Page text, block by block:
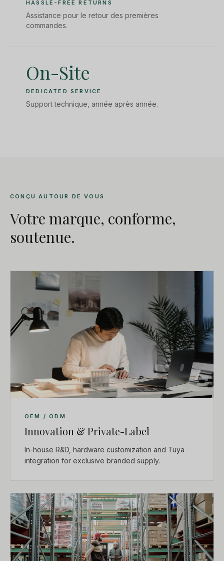
HASSLE-FREE RETURNS
Assistance pour le retour des premières
commandes.
On-Site
DEDICATED SERVICE
Support technique, année après année.
CONÇU AUTOUR DE VOUS
Votre marque, conforme,
soutenue.
OEM / ODM
Innovation & Private-Label
In-house R&D, hardware customization and Tuya
integration for exclusive branded supply.